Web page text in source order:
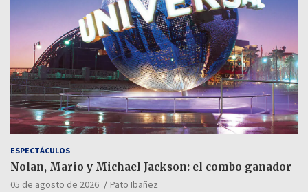
ESPECTÁCULOS
Nolan, Mario y Michael Jackson: el combo ganador
05 de agosto de 2026 Pato Ibañez